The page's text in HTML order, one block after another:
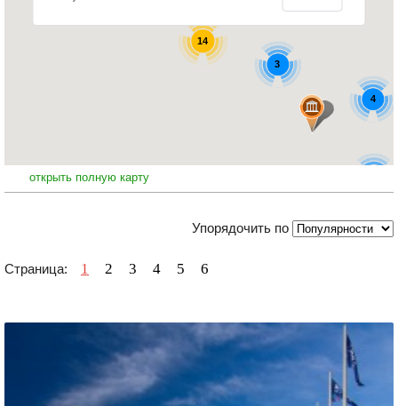
14
4
3
открыть полную карту
Упорядочить по
Страница: 1 2 3 4 5 6